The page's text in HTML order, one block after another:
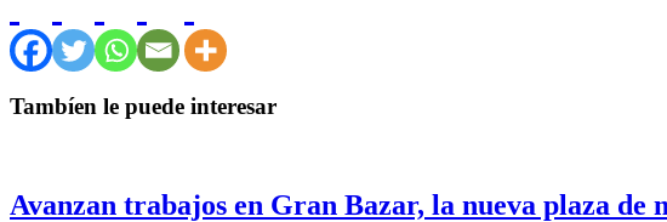
Tambíen le puede interesar
Avanzan trabajos en Gran Bazar, la nueva plaza de